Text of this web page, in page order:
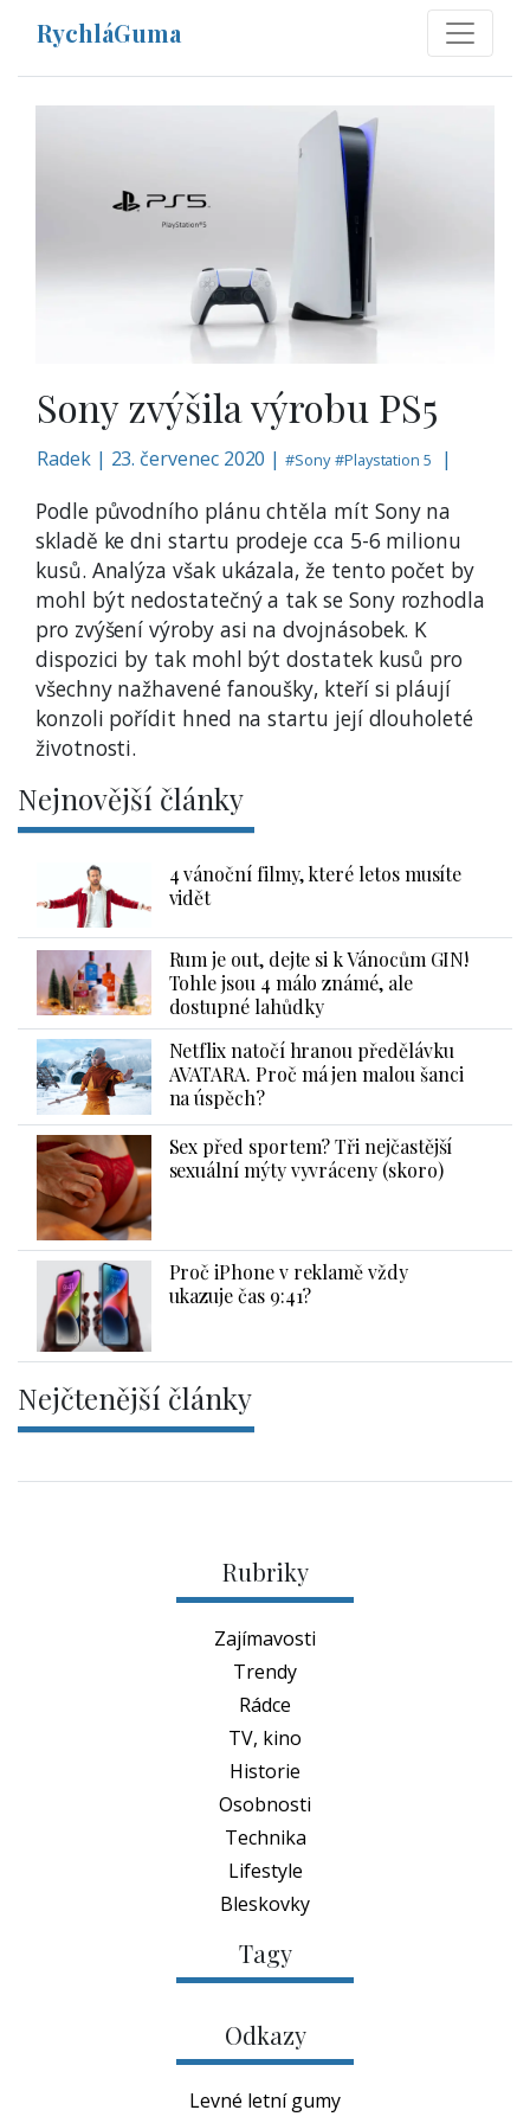
RychláGuma
Sony zvýšila výrobu PS5
Radek| 23. červenec 2020 |#Sony #Playstation 5 |
Podle původního plánu chtěla mít Sony na
skladě ke dni startu prodeje cca 5-6 milionu
kusů. Analýza však ukázala, že tento počet by
mohl být nedostatečný a tak se Sony rozhodla
pro zvýšení výroby asi na dvojnásobek. K
dispozici by tak mohl být dostatek kusů pro
všechny nažhavené fanoušky, kteří si pláují
konzoli pořídit hned na startu její dlouholeté
životnosti.
Nejnovější články
4 vánoční filmy, které letos musíte
vidět
Rum je out, dejte si k Vánocům GIN!
Tohle jsou 4 málo známé, ale
dostupné lahůdky
Netflix natočí hranou předělávku
AVATARA. Proč má jen malou šanci
na úspěch?
Sex před sportem? Tři nejčastější
sexuální mýty vyvráceny (skoro)
Proč iPhone v reklamě vždy
ukazuje čas 9:41?
Nejčtenější články
Rubriky
Zajímavosti
Trendy
Rádce
TV, kino
Historie
Osobnosti
Technika
Lifestyle
Bleskovky
Tagy
Odkazy
Levné letní gumy